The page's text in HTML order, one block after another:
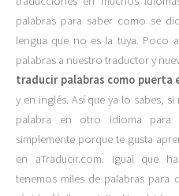
palabras para saber como se
lengua que no es la tuya. Poco
palabras a nuestro traductor y
traducir palabras como puerta
y en inglés. Así que ya lo sabes,
palabra en otro idioma
simplemente porque te gusta
en aTraducir.com. Igual que
tenemos miles de palabras para